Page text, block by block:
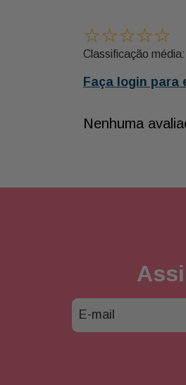
☆☆☆☆☆
Classificação
Faça login para
Nenhuma